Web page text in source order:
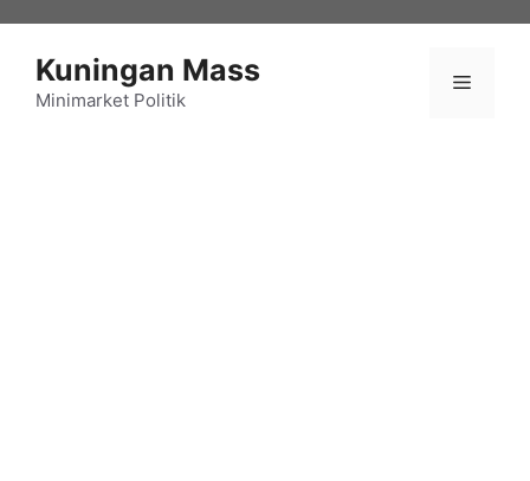
Kuningan Mass
Minimarket Politik
Menu